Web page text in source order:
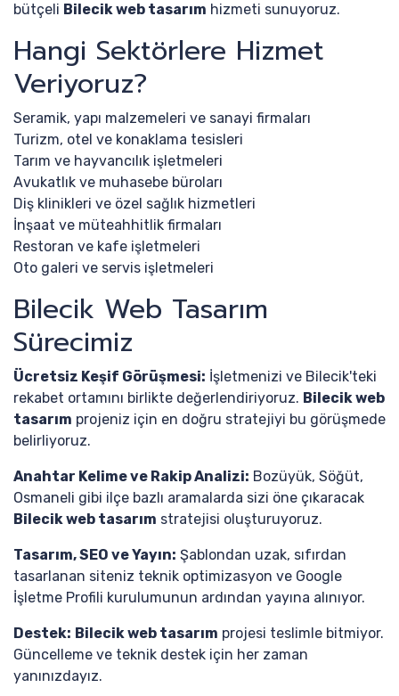
bütçeli Bilecik web tasarım hizmeti sunuyoruz.
Hangi Sektörlere Hizmet
Veriyoruz?
Seramik, yapı malzemeleri ve sanayi firmaları
Turizm, otel ve konaklama tesisleri
Tarım ve hayvancılık işletmeleri
Avukatlık ve muhasebe büroları
Diş klinikleri ve özel sağlık hizmetleri
İnşaat ve müteahhitlik firmaları
Restoran ve kafe işletmeleri
Oto galeri ve servis işletmeleri
Bilecik Web Tasarım
Sürecimiz
Ücretsiz Keşif Görüşmesi: İşletmenizi ve Bilecik'teki
rekabet ortamını birlikte değerlendiriyoruz. Bilecik web
tasarım projeniz için en doğru stratejiyi bu görüşmede
belirliyoruz.
Anahtar Kelime ve Rakip Analizi: Bozüyük, Söğüt,
Osmaneli gibi ilçe bazlı aramalarda sizi öne çıkaracak
Bilecik web tasarım stratejisi oluşturuyoruz.
Tasarım, SEO ve Yayın: Şablondan uzak, sıfırdan
tasarlanan siteniz teknik optimizasyon ve Google
İşletme Profili kurulumunun ardından yayına alınıyor.
Destek: Bilecik web tasarım projesi teslimle bitmiyor.
Güncelleme ve teknik destek için her zaman
yanınızdayız.